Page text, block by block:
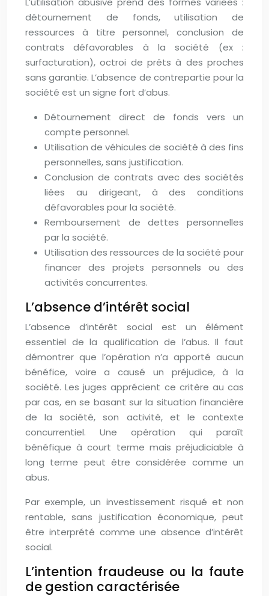
détournement de fonds, utilisation de
ressources à titre personnel, conclusion de
contrats défavorables à la société (ex :
surfacturation), octroi de prêts à des proches
sans garantie. L’absence de contrepartie pour la
société est un signe fort d’abus.
Détournement direct de fonds vers un
compte personnel.
Utilisation de véhicules de société à des fins
personnelles, sans justification.
Conclusion de contrats avec des sociétés
liées au dirigeant, à des conditions
défavorables pour la société.
Remboursement de dettes personnelles
par la société.
Utilisation des ressources de la société pour
financer des projets personnels ou des
activités concurrentes.
L’absence d’intérêt social
L’absence d’intérêt social est un élément
essentiel de la qualification de l’abus. Il faut
démontrer que l’opération n’a apporté aucun
bénéfice, voire a causé un préjudice, à la
société. Les juges apprécient ce critère au cas
par cas, en se basant sur la situation financière
de la société, son activité, et le contexte
concurrentiel. Une opération qui paraît
bénéfique à court terme mais préjudiciable à
long terme peut être considérée comme un
abus.
Par exemple, un investissement risqué et non
rentable, sans justification économique, peut
être interprété comme une absence d’intérêt
social.
L’intention fraudeuse ou la faute
de gestion caractérisée